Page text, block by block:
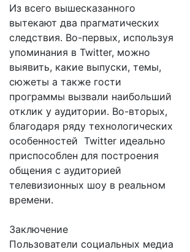
Из всего вышесказанного
вытекают два прагматических
следствия. Во-первых, используя
упоминания в Twitter, можно
выявить, какие выпуски, темы,
сюжеты а также гости
программы вызвали наибольший
отклик у аудитории. Во-вторых,
благодаря ряду технологических
особенностей Twitter идеально
приспособлен для построения
общения с аудиторией
телевизионных шоу в реальном
времени.
Заключение
Пользователи социальных медиа